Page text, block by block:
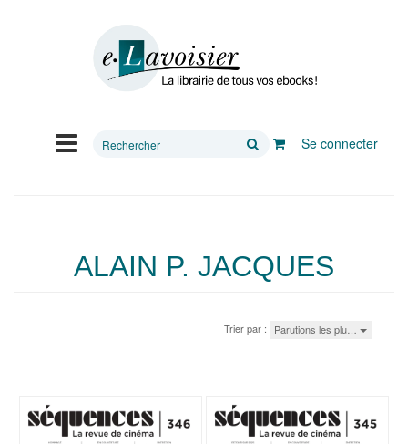
Rechercher
Se connecter
ALAIN P. JACQUES
Trier par : Parutions les plu…